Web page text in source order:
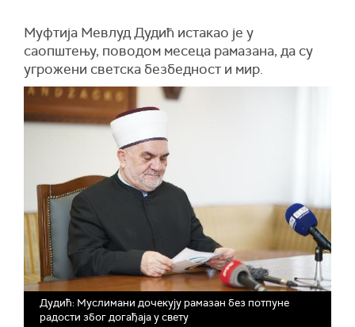
Муфтија Мевлуд Дудић истакао је у
саопштењу, поводом месеца рамазана, да су
угрожени светска безбедност и мир.
Дудић: Муслимани дочекују рамазан без потпуне
радости због догађаја у свету